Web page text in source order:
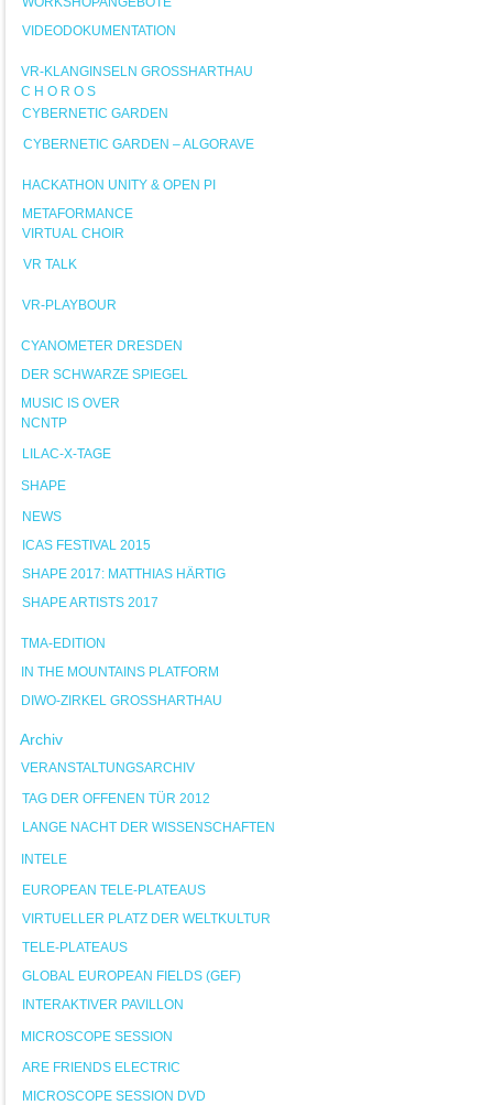
VIDEODOKUMENTATION
VR-KLANGINSELN GROSSHARTHAU
C H O R O S
CYBERNETIC GARDEN
CYBERNETIC GARDEN – ALGORAVE
HACKATHON UNITY & OPEN PI
METAFORMANCE
VIRTUAL CHOIR
VR TALK
VR-PLAYBOUR
CYANOMETER DRESDEN
DER SCHWARZE SPIEGEL
MUSIC IS OVER
NCNTP
LILAC-X-TAGE
SHAPE
NEWS
ICAS FESTIVAL 2015
SHAPE 2017: MATTHIAS HÄRTIG
SHAPE ARTISTS 2017
TMA-EDITION
IN THE MOUNTAINS PLATFORM
DIWO-ZIRKEL GROSSHARTHAU
Archiv
VERANSTALTUNGSARCHIV
TAG DER OFFENEN TÜR 2012
LANGE NACHT DER WISSENSCHAFTEN
INTELE
EUROPEAN TELE-PLATEAUS
VIRTUELLER PLATZ DER WELTKULTUR
TELE-PLATEAUS
GLOBAL EUROPEAN FIELDS (GEF)
INTERAKTIVER PAVILLON
MICROSCOPE SESSION
ARE FRIENDS ELECTRIC
MICROSCOPE SESSION DVD